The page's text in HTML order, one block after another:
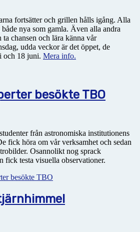
fortsätter och grillen hålls igång. Alla
nya som gamla. Även alla andra
ta chansen och lära känna vår
udda veckor är det öppet, de
och 18 juni. Mera info.
besökte TBO
från astronomiska institutionens
fick höra om vår verksamhet och sedan
Osannolikt nog sprack
fick testa visuella observationer.
besökte TBO